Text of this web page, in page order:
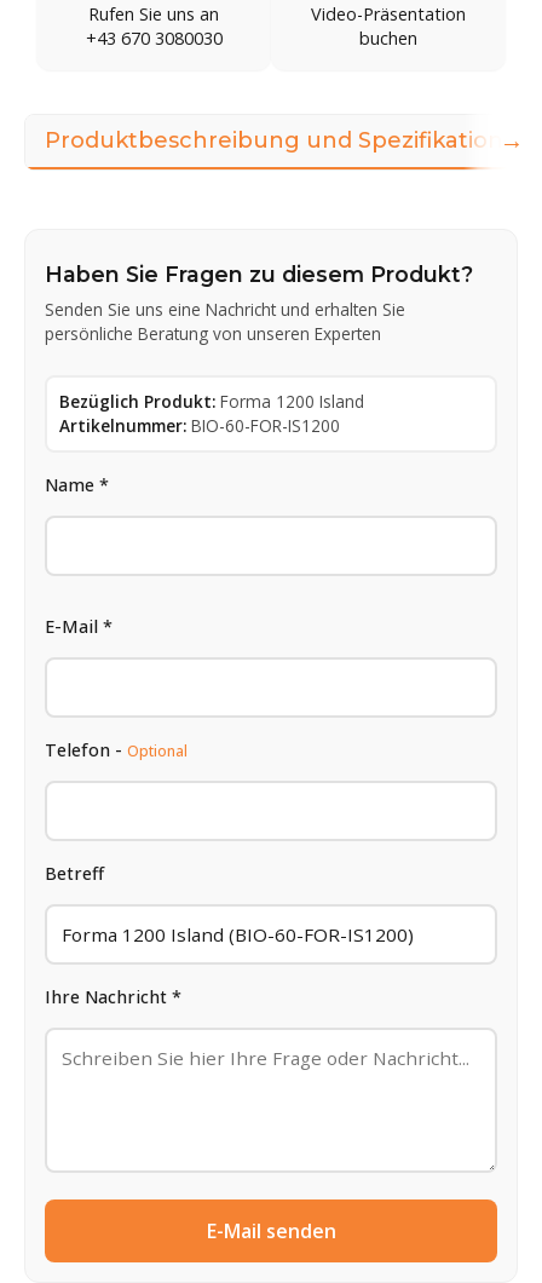
Rufen Sie uns an
+43 670 3080030
Video-Präsentation
buchen
Produktbeschreibung und Spezifikationen
Haben Sie Fragen zu diesem Produkt?
Senden Sie uns eine Nachricht und erhalten Sie
persönliche Beratung von unseren Experten
Bezüglich Produkt: Forma 1200 Island
Artikelnummer: BIO-60-FOR-IS1200
Name *
E-Mail *
Telefon - Optional
Betreff
Ihre Nachricht *
E-Mail senden
→